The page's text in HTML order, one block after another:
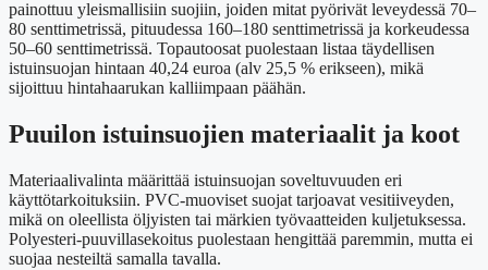
painottuu yleismallisiin suojiin, joiden mitat pyörivät leveydessä 70–
80 senttimetrissä, pituudessa 160–180 senttimetrissä ja korkeudessa
50–60 senttimetrissä. Topautoosat puolestaan listaa täydellisen
istuinsuojan hintaan 40,24 euroa (alv 25,5 % erikseen), mikä
sijoittuu hintahaarukan kalliimpaan päähän.
Puuilon istuinsuojien materiaalit ja koot
Materiaalivalinta määrittää istuinsuojan soveltuvuuden eri
käyttötarkoituksiin. PVC-muoviset suojat tarjoavat vesitiiveyden,
mikä on oleellista öljyisten tai märkien työvaatteiden kuljetuksessa.
Polyesteri-puuvillasekoitus puolestaan hengittää paremmin, mutta ei
suojaa nesteiltä samalla tavalla.